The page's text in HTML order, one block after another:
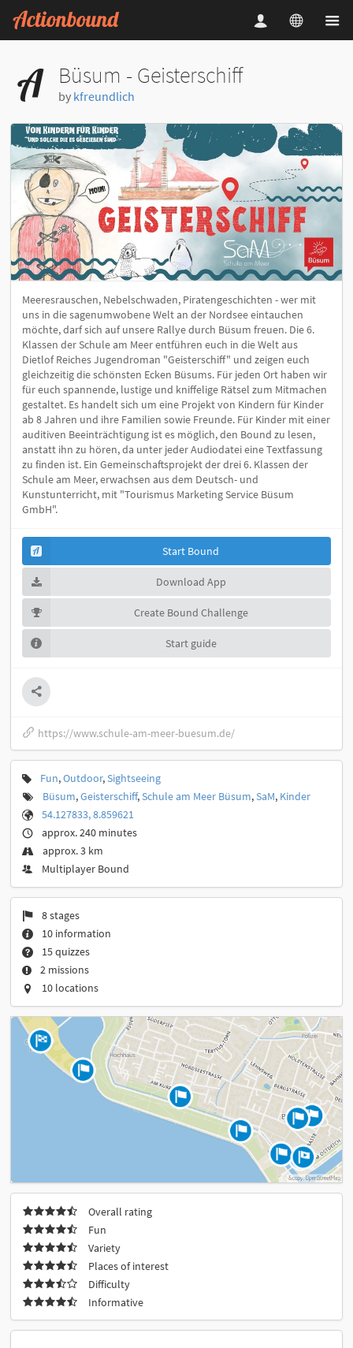
Büsum - Geisterschiff
by kfreundlich
Meeresrauschen, Nebelschwaden, Piratengeschichten - wer mit
uns in die sagenumwobene Welt an der Nordsee eintauchen
möchte, darf sich auf unsere Rallye durch Büsum freuen. Die 6.
Klassen der Schule am Meer entführen euch in die Welt aus
Dietlof Reiches Jugendroman "Geisterschiff" und zeigen euch
gleichzeitig die schönsten Ecken Büsums. Für jeden Ort haben wir
für euch spannende, lustige und kniffelige Rätsel zum Mitmachen
gestaltet. Es handelt sich um eine Projekt von Kindern für Kinder
ab 8 Jahren und ihre Familien sowie Freunde. Für Kinder mit einer
auditiven Beeinträchtigung ist es möglich, den Bound zu lesen,
anstatt ihn zu hören, da unter jeder Audiodatei eine Textfassung
zu finden ist. Ein Gemeinschaftsprojekt der drei 6. Klassen der
Schule am Meer, erwachsen aus dem Deutsch- und
Kunstunterricht, mit "Tourismus Marketing Service Büsum
GmbH".
Start Bound
Download App
Create Bound Challenge
Start guide
https://www.schule-am-meer-buesum.de/
Fun,Outdoor,Sightseeing
Büsum,Geisterschiff,Schule am Meer Büsum,SaM, Kinder
54.127833, 8.859621
approx. 240 minutes
approx. 3 km
Multiplayer Bound
8 stages
10 information
15 quizzes
2 missions
10 locations
Overall rating
Fun
Variety
Places of interest
Difficulty
Informative